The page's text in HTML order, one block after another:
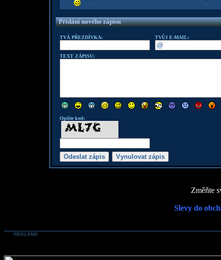
Přidání nového zápisu
TVÁ PŘEZDÍVKA: TVŮJ E-MAIL:
TEXT ZÁPISU:
Opište kod:
Změňte
Slevy do
REKLAMA